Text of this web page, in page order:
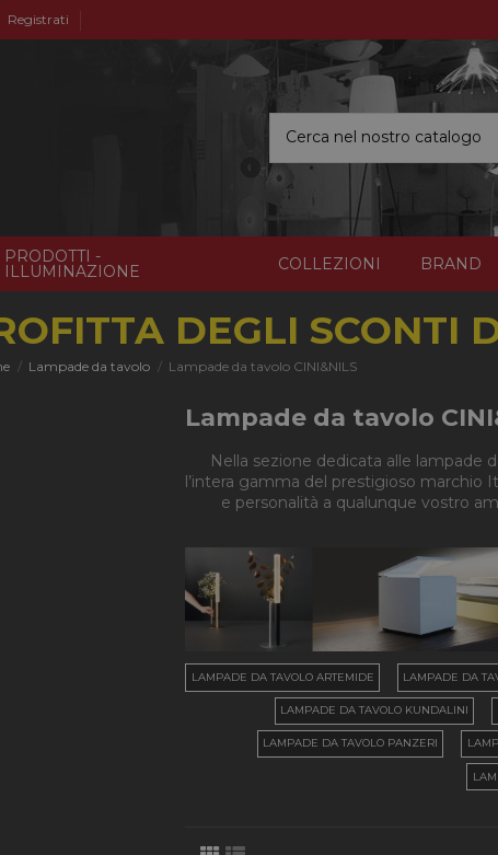
Registrati
PRODOTTI -
ILLUMINAZIONE COLLEZIONI BRAND
DEGLI SCONTI
Lampade da tavolo Lampade da tavolo CINI&NILS
Lampade da tavolo
Nella sezione dedicata alle lampade
l’intera gamma del prestigioso marchio
e personalità a qualunque vostro
LAMPADE DA TAVOLO ARTEMIDE LAMPADE DA
LAMPADE DA TAVOLO KUNDALINI
LAMPADE DA TAVOLO PANZERI